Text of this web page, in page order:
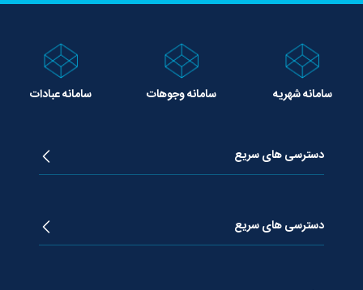
سامانه شهریه سامانه وجوهات سامانه عبادات
دسترسی های سریع
دسترسی های سریع